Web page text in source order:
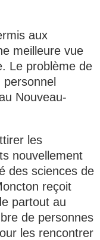
aux
meilleure vue
Le problème de
Nouveau-
les
nouvellement
des sciences de
reçoit
partout au
de personnes
les rencontrer